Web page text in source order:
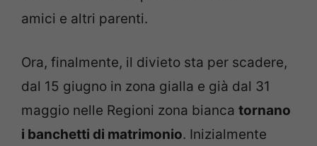
amici e altri parenti.
Ora, finalmente, il divieto sta per scadere,
dal 15 giugno in zona gialla e già dal 31
maggio nelle Regioni zona bianca tornano
i banchetti di matrimonio. Inizialmente